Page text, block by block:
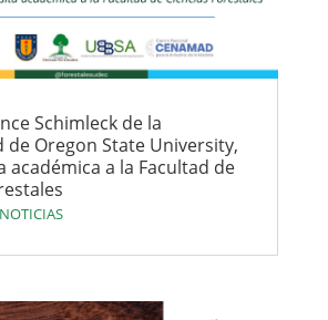
Schimleck de la
de Oregon State University,
académica a la Facultad de
NOTICIAS